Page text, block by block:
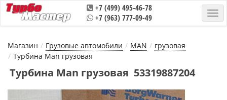
+7 (499) 495-46-78
+7 (963) 777-09-49
Магазин Грузовые автомобили MAN
грузовая
Турбина Man грузовая
Турбина Man грузовая 53319887204